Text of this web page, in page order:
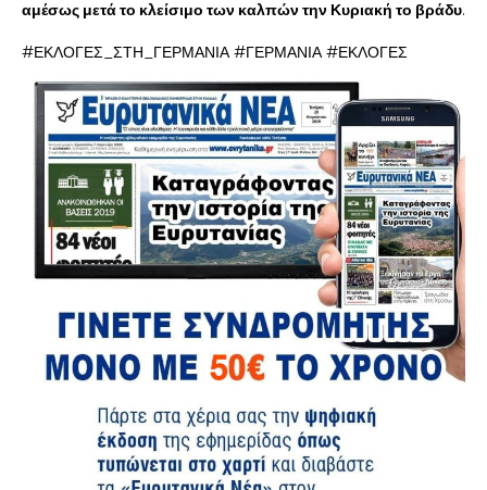
αμέσως μετά το κλείσιμο των καλπών την Κυριακή το βράδυ.
#ΕΚΛΟΓΕΣ_ΣΤΗ_ΓΕΡΜΑΝΙΑ #ΓΕΡΜΑΝΙΑ #ΕΚΛΟΓΕΣ